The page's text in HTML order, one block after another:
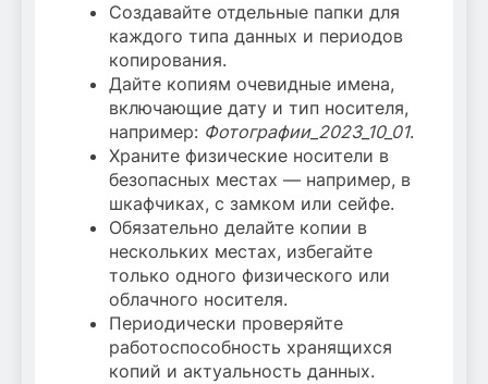
Создавайте отдельные папки для
каждого типа данных и периодов
копирования.
Дайте копиям очевидные имена,
включающие дату и тип носителя,
например: Фотографии_2023_10_01.
Храните физические носители в
безопасных местах — например, в
шкафчиках, с замком или сейфе.
Обязательно делайте копии в
нескольких местах, избегайте
только одного физического или
облачного носителя.
Периодически проверяйте
работоспособность хранящихся
копий и актуальность данных.